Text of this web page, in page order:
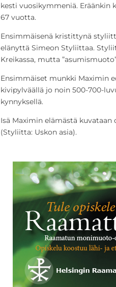
kesti vuosikymmeniä. Eräänkin
67 vuotta.
Ensimmäisenä kristittynä
elänyttä Simeon Styliittaa.
Kreikassa, mutta
Ensimmäiset munkki Maximin
kivipylväällä jo noin 500-700-
kynnyksellä.
Isä Maximin elämästä
(Styliitta: Uskon asia).